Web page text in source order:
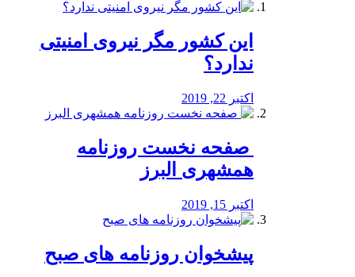
این کشور مگر نیروی امنیتی
ندارد؟
اکتبر 22, 2019
️ صفحه نخست روزنامه‌
همشهری البرز
اکتبر 15, 2019
پیشخوان روزنامه های صبح